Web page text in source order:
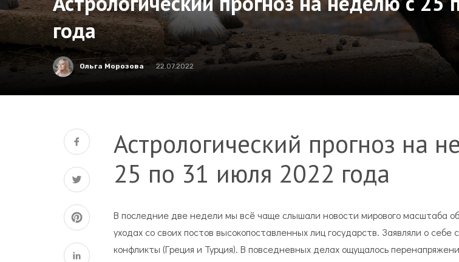
года
Ольга Морозова 22.07.2022
Астрологический прогноз на
25 по 31 июля 2022 года
В последние две недели мы всё чаще слышали новости мирового масштаба
уходах со своих постов высокопоставленных лиц государств. Заявляли о себе
конфликты (Греция и Турция). В повседневных делах ощущалось